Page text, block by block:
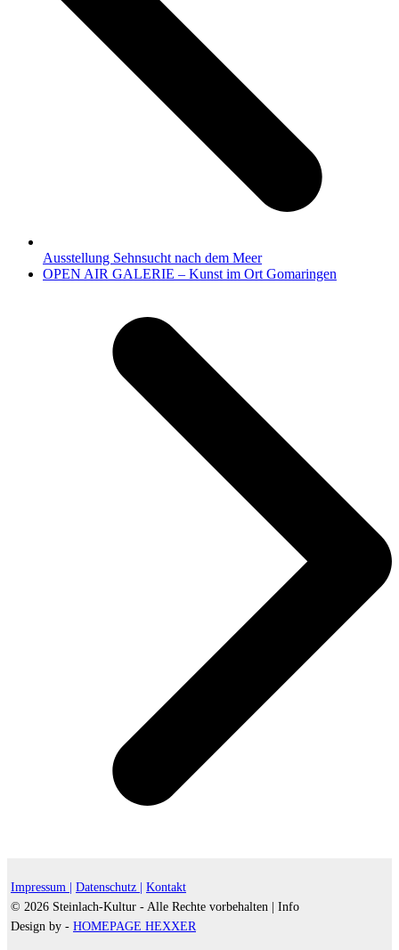
Ausstellung Sehnsucht nach dem Meer
Nächster
OPEN AIR GALERIE – Kunst im Ort Gomaringen
Impressum | Datenschutz |
Kontakt
© 2026 Steinlach-Kultur - Alle Rechte vorbehalten |
Info
Design by - HOMEPAGE HEXXER